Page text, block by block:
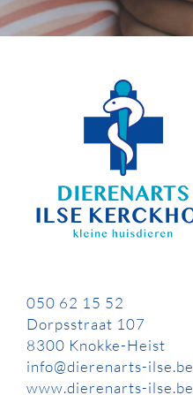
050 62 15 52
Dorpsstraat 107
8300 Knokke-Heist
info@dierenarts-ilse.be
www.dierenarts-ilse.be